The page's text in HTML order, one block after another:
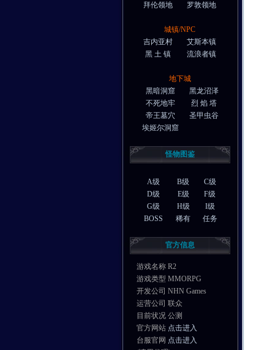
拜伦领地
罗敦领地
城镇/NPC
吉内亚村
艾斯本镇
黑 土 镇
流浪者镇
地下城
黑暗洞窟
黑龙沼泽
不死地牢
烈 焰 塔
帝王墓穴
圣甲虫谷
埃姬尔洞窟
怪物图鉴
A级 B级
C级
D级
E级
F级
G级
H级
I级
BOSS
稀有 任务
官方信息
游戏名称 R2
游戏类型 MMORPG
开发公司 NHN Games
运营公司 联众
目前状况 公测
官方网站 点击进入
台服官网 点击进入